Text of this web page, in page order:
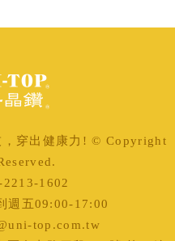
，穿出健康力! © Copyright
2213-1602
週五09:00-17:00
top.com.tw